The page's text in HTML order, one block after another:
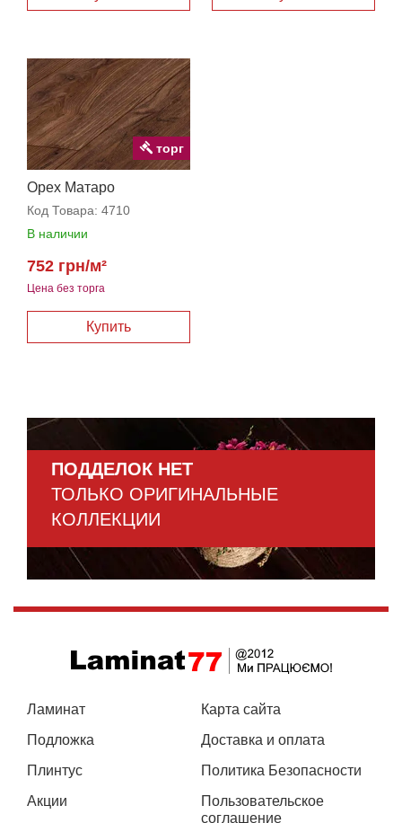
Орех Матаро
Код Товара: 4710
В наличии
Цена без торга
752 грн/м²
торг
ПОДДЕЛОК НЕТ
ТОЛЬКО ОРИГИНАЛЬНЫЕ
КОЛЛЕКЦИИ
Ламинат
Подложка
Плинтус
Акции
Карта сайта
Доставка и оплата
Политика Безопасности
Пользовательское
соглашение